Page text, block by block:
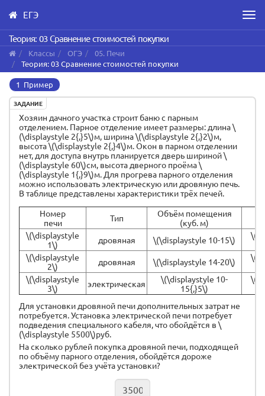
Skip
to
main
content
ЕГЭ
Теория: 03 Сравнение стоимостей покупки
Классы ОГЭ
05. Печи
Теория: 03 Сравнение стоимостей покупки
1 Пример
ЗАДАНИЕ
Хозяин дачного участка строит баню с парным
отделением. Парное отделение имеет размеры: длина \
(\displaystyle 2{,}5\)м, ширина \(\displaystyle 2{,}2\)м,
высота \(\displaystyle 2{,}4\)м. Окон в парном отделении
нет, для доступа внутрь планируется дверь шириной \
(\displaystyle 60\)см, высота дверного проёма \
(\displaystyle 1{,}9\)м. Для прогрева парного отделения
можно использовать электрическую или дровяную печь.
В таблице представлены характеристики трёх печей.
Номер
печи
Тип
Объём помещения
(куб. м)
\(\displaystyle
1\)
дровяная \(\displaystyle 10-15\)
\(\displaystyle
2\)
дровяная \(\displaystyle 14-20\)
\(\displaystyle
3\)
электрическая
\(\displaystyle 10-
15{,}5\)
Для установки дровяной печи дополнительных затрат не
потребуется. Установка электрической печи потребует
подведения специального кабеля, что обойдётся в \
(\displaystyle 5500\)руб.
На сколько рублей покупка дровяной печи, подходящей
по объёму парного отделения, обойдётся дороже
электрической без учёта установки?